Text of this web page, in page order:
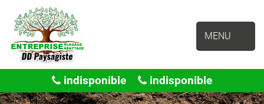
MENU
indisponible indisponible